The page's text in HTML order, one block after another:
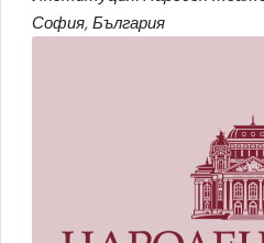
София, България